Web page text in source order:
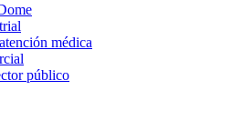
médica
público